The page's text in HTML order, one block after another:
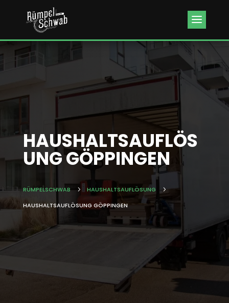
Kundenbewertungen & Erfahrungen. Mehr Infos anzeigen.
HAUSHALTSAUFLÖS
UNG GÖPPINGEN
RÜMPELSCHWAB 5 HAUSHALTSAUFLÖSUNG
5
HAUSHALTSAUFLÖSUNG GÖPPINGEN